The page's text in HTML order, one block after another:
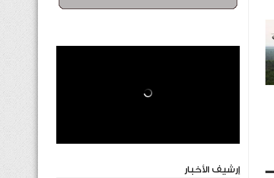
إرشيف الأخبار